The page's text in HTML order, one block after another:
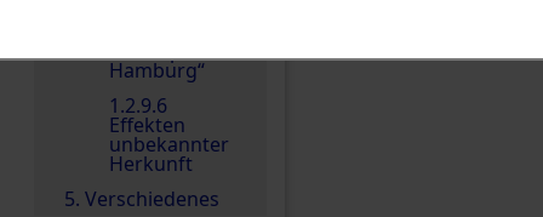
Hamburg“
1.2.9.6
Effekten
unbekannter
Herkunft
5. Verschiedenes